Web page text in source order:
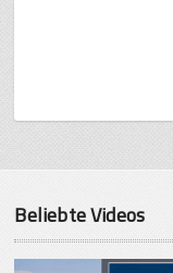
Beliebte Videos